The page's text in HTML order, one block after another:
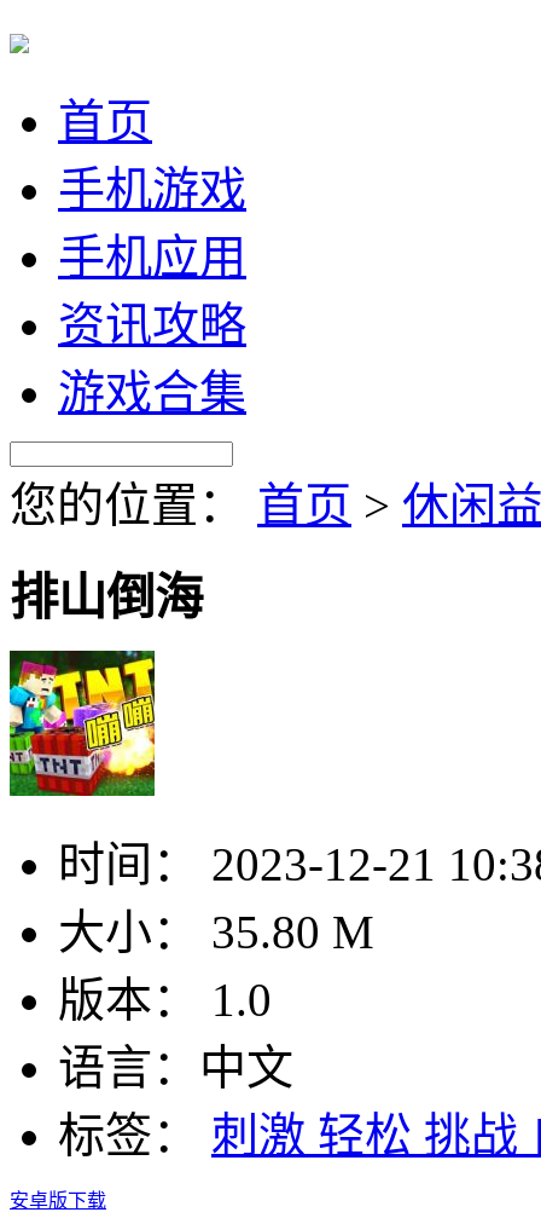
首页
手机游戏
手机应用
资讯攻略
游戏合集
您的位置： 首页 > 休闲
排山倒海
时间：
2023-12-21
大小：
35.80 M
版本：
1.0
语言： 中文
标签：
刺激 轻松 挑战
安卓版下载